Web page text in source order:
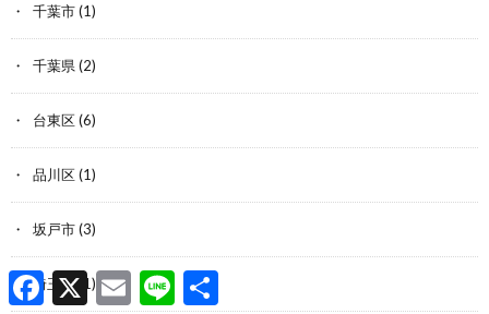
千葉市(1)
千葉県(2)
台東区(6)
品川区(1)
坂戸市(3)
埼玉県(1)
F
a
X